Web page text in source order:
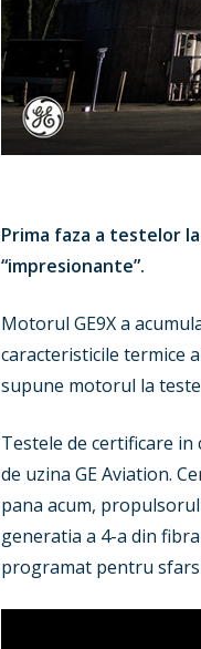
Prima faza a testelor
“impresionante”.
Motorul GE9X a
caracteristicile termice
supune motorul la
Testele de certificare
de uzina GE Aviation.
pana acum, propulsorul
generatia a 4-a din
programat pentru